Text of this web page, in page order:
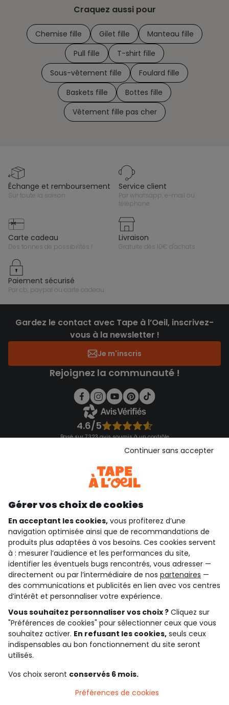
Craquez aussi pour
Chemise fille Gilet fille
Manteau fille
Pull fille
T-shirt fille
Sous-vêtement fille
Foulard fille
Baskets fille
Bottes fille
Vêtement fille pas cher
échange et remboursement
sur toute la saison
service client
par whatsapp, e-mail ou
téléphone
carte cadeau
des tonnes de possibilités !
livraison
gratuite dès 10€ d'achats
paiement sécurisé
par cb, paypal ou carte cadeau
Gardez le contact avec Tape à l’Oeil, inscrivez-
vous à la newsletter !
Je m'inscris
Rejoignez la communauté !
4.6/5
Basé sur 7 323 avis soumis à un contrôle
Consulter les CGU
qui sommes-nous ?
besoin d'aide ?
le club fidélité
notre catalogue
Conditions générales de ventes et d'utilisation
Conditions d’utilisation des réseaux sociaux
Politique de confidentialité
Cookies et données personnelles
Paramètres des cookies
Gérer vos choix de cookies
En acceptant les cookies, vous profiterez d’une
navigation optimisée ainsi que de recommandations de
produits plus adaptées à vos besoins. Ces cookies servent
à : mesurer l’audience et les performances du site,
identifier les éventuels bugs rencontrés, vous adresser —
directement ou par l’intermédiaire de nos partenaires —
des communications et publicités en lien avec vos centres
d’intérêt et personnaliser votre expérience.
Vous souhaitez personnaliser vos choix ? Cliquez sur
"Préférences de cookies" pour sélectionner ceux que vous
souhaitez activer. En refusant les cookies, seuls ceux
indispensables au bon fonctionnement du site seront
utilisés.
Vos choix seront conservés 6 mois.
Continuer sans accepter
Préférences de cookies